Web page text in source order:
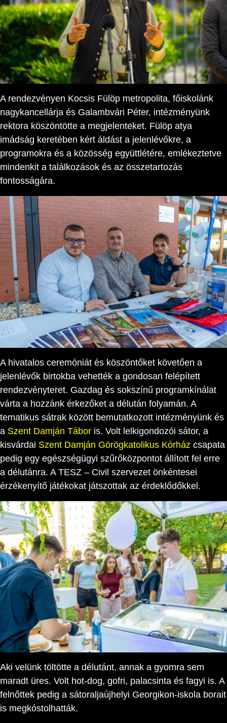
A rendezvényen Kocsis Fülöp metropolita, főiskolánk
nagykancellárja és Galambvári Péter, intézményünk
rektora köszöntötte a megjelenteket. Fülöp atya
imádság keretében kért áldást a jelenlévőkre, a
programokra és a közösség együttlétére, emlékeztetve
mindenkit a találkozások és az összetartozás
fontosságára.
A hivatalos ceremóniát és köszöntőket követően a
jelenlévők birtokba vehették a gondosan felépített
rendezvényteret. Gazdag és sokszínű programkínálat
várta a hozzánk érkezőket a délután folyamán. A
tematikus sátrak között bemutatkozott intézményünk és
a Szent Damján Tábor is. Volt lelkigondozói sátor, a
kisvárdai Szent Damján Görögkatolikus Kórház csapata
pedig egy egészségügyi szűrőközpontot állított fel erre
a délutánra. A TESZ – Civil szervezet önkéntesei
érzékenyítő játékokat játszottak az érdeklődőkkel.
Aki velünk töltötte a délutánt, annak a gyomra sem
maradt üres. Volt hot-dog, gofri, palacsinta és fagyi is. A
felnőttek pedig a sátoraljaújhelyi Georgikon-iskola borait
is megkóstolhatták.